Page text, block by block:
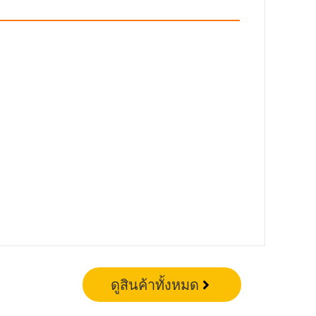
ดูสินค้าทั้งหมด